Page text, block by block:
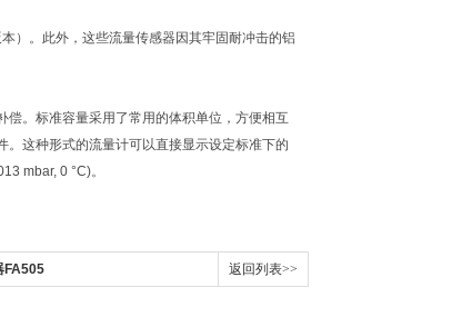
）。此外，这些流量传感器因其牢固耐冲击的铝
。标准容量采用了常用的体积单位，方便相互
这种形式的流量计可以直接显示设定标准下的
mbar, 0 °C)。
FA505 返回列表>>